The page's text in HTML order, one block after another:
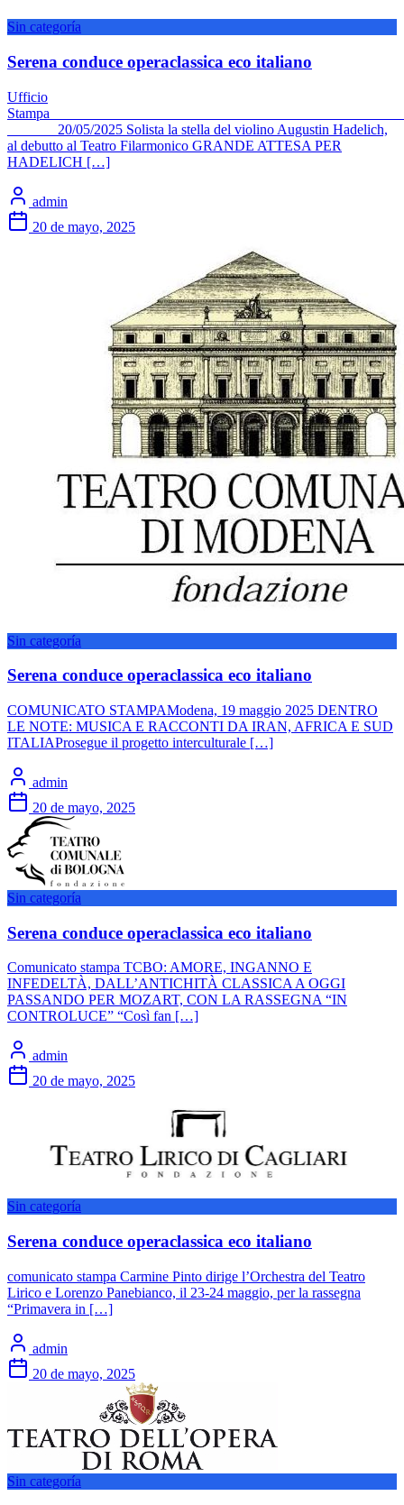
Sin categoría
Serena conduce operaclassica eco italiano
Ufficio
20/05/2025 Solista la stella del violino Augustin Hadelich,
al debutto al Teatro Filarmonico GRANDE ATTESA PER
HADELICH […]
admin
20 de mayo, 2025
Sin categoría
Serena conduce operaclassica eco italiano
COMUNICATO STAMPAModena, 19 maggio 2025 DENTRO
LE NOTE: MUSICA E RACCONTI DA IRAN, AFRICA E SUD
ITALIAProsegue il progetto interculturale […]
admin
20 de mayo, 2025
Sin categoría
Serena conduce operaclassica eco italiano
Comunicato stampa TCBO: AMORE, INGANNO E
INFEDELTÀ, DALL’ANTICHITÀ CLASSICA A OGGI
PASSANDO PER MOZART, CON LA RASSEGNA “IN
CONTROLUCE” “Così fan […]
admin
20 de mayo, 2025
Sin categoría
Serena conduce operaclassica eco italiano
comunicato stampa Carmine Pinto dirige l’Orchestra del Teatro
Lirico e Lorenzo Panebianco, il 23-24 maggio, per la rassegna
“Primavera in […]
admin
20 de mayo, 2025
Sin categoría